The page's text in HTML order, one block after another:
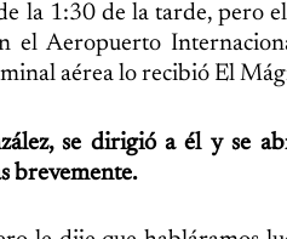
la 1:30 de la tarde, pero
el Aeropuerto
aérea lo recibió El
se dirigió a él y se
brevemente.